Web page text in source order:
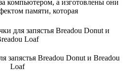
компьютером, а изготовлены они
памяти, которая
запястья Breadou Donut и Breadou
Loaf